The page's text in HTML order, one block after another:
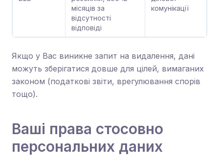
місяців за
відсутності
відповіді
комунікації
Якщо у Вас виникне запит на видалення, дані
можуть зберігатися довше для цілей, вимаганих
законом (податкові звіти, врегулювання спорів
тощо).
Ваші права стосовно
персональних даних